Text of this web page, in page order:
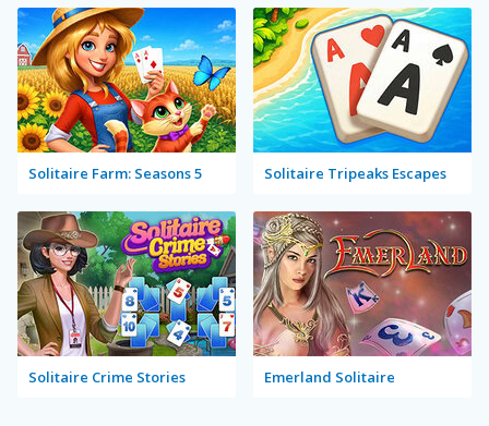
Solitaire Farm: Seasons 5 Solitaire Tripeaks Escapes
Solitaire Crime Stories Emerland Solitaire